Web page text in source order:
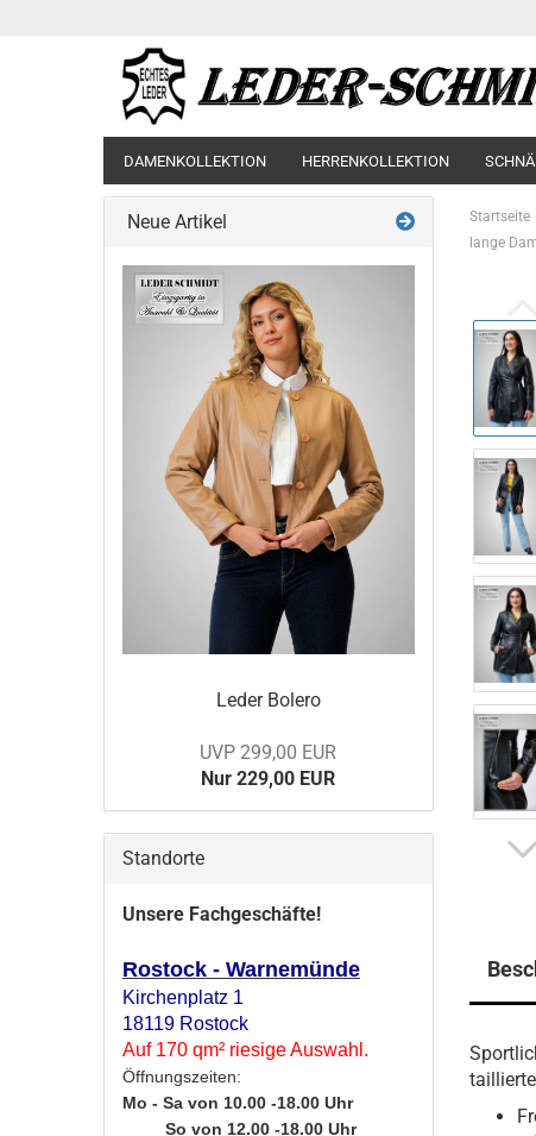
DAMENKOLLEKTION HERRENKOLLEKTION
Startseite
lange
Neue Artikel
Leder Bo­le­ro
UVP 299,00 EUR
Nur 229,00 EUR
Standorte
Unsere Fachgeschäfte!
Rostock - Warnemünde
Kirchenplatz 1
18119 Rostock
Auf 170 qm² riesige Auswahl.
Öffnungszeiten:
Mo - Sa von 10.00 -18.00 Uhr
So von 12.00 -18.00 Uhr